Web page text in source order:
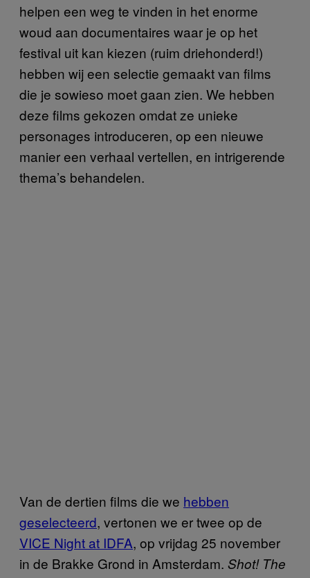
helpen een weg te vinden in het enorme
woud aan documentaires waar je op het
festival uit kan kiezen (ruim driehonderd!)
hebben wij een selectie gemaakt van films
die je sowieso moet gaan zien. We hebben
deze films gekozen omdat ze unieke
personages introduceren, op een nieuwe
manier een verhaal vertellen, en intrigerende
thema’s behandelen.
Van de dertien films die we hebben
geselecteerd, vertonen we er twee op de
VICE Night at IDFA, op vrijdag 25 november
in de Brakke Grond in Amsterdam. Shot! The